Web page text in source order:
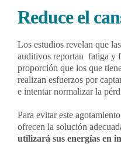
Reduce el
Los estudios revelan que
auditivos reportan fatiga y
proporción que los que
realizan esfuerzos por
e intentar normalizar la
Para evitar este
ofrecen la solución
utilizará sus energías en